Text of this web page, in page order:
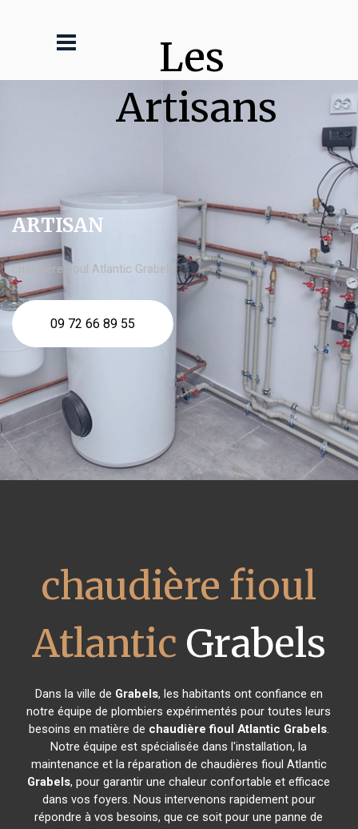
Les
Artisans
ARTISAN
chaudière fioul Atlantic Grabels
09 72 66 89 55
chaudière fioul
Atlantic Grabels
Dans la ville de Grabels, les habitants ont confiance en
notre équipe de plombiers expérimentés pour toutes leurs
besoins en matière de chaudière fioul Atlantic Grabels.
Notre équipe est spécialisée dans l'installation, la
maintenance et la réparation de chaudières fioul Atlantic
Grabels, pour garantir une chaleur confortable et efficace
dans vos foyers. Nous intervenons rapidement pour
répondre à vos besoins, que ce soit pour une panne de